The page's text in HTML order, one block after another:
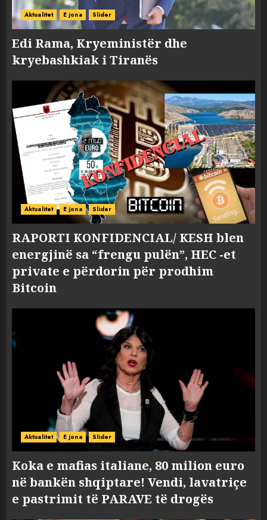
Aktualitet E jona Slider
Edi Rama, Kryeministër dhe
kryebashkiak i Tiranës
Aktualitet E jona Slider
RAPORTI KONFIDENCIAL/ KESH blen
energjinë sa “frengu pulën”, HEC -et
private e përdorin për prodhim
Bitcoin
Aktualitet E jona Slider
Koka e mafias italiane, 80 milion euro
në bankën shqiptare! Vendi, lavatriçe
e pastrimit të PARAVE të drogës